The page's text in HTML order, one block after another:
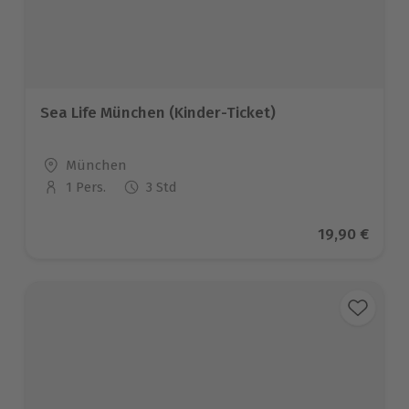
Sea Life München (Kinder-Ticket)
Standort
München
Anzahl der Teilnehmer
1 Pers. 3 Std
Aktueller
19,90 €